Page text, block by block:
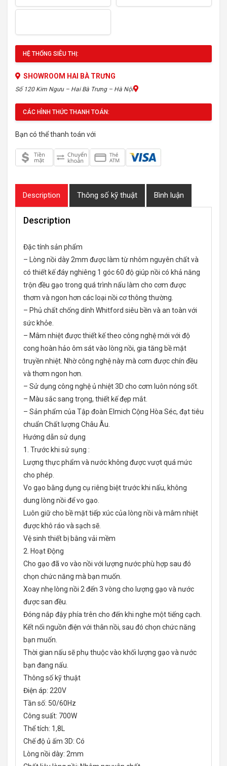
HỆ THỐNG SIÊU THỊ:
SHOWROOM HAI BÀ TRƯNG
Số 120 Kim Ngưu – Hai Bà Trưng – Hà Nội
CÁC HÌNH THỨC THANH TOÁN:
Bạn có thể thanh toán với
Description Thông số kỹ thuật Bình luận
Description
Đặc tính sản phẩm
– Lòng nồi dày 2mm được làm từ nhôm nguyên chất và
có thiết kế đáy nghiêng 1 góc 60 độ giúp nồi có khả năng
trộn đều gạo trong quá trình nấu làm cho cơm được
thơm và ngon hơn các loại nồi cơ thông thường.
– Phủ chất chống dính Whitford siêu bền và an toàn với
sức khỏe.
– Mâm nhiệt được thiết kế theo công nghệ mới với độ
cong hoàn hảo ôm sát vào lòng nồi, gia tăng bề mặt
truyền nhiệt. Nhờ công nghệ này mà cơm được chín đều
và thơm ngon hơn.
– Sử dụng công nghệ ủ nhiệt 3D cho cơm luôn nóng sốt.
– Màu sắc sang trọng, thiết kế đẹp mắt.
– Sản phẩm của Tập đoàn Elmich Cộng Hòa Séc, đạt tiêu
chuẩn Chất lượng Châu Âu.
Hướng dẫn sử dụng
1. Trước khi sử sụng :
Lượng thực phẩm và nước không được vượt quá mức
cho phép.
Vo gạo bằng dụng cụ riêng biệt trước khi nấu, không
dung lòng nồi để vo gạo.
Luôn giữ cho bề mặt tiếp xúc của lòng nồi và mâm nhiệt
được khô ráo và sạch sẽ.
Vệ sinh thiết bị bằng vải mềm
2. Hoạt Động
Cho gạo đã vo vào nồi với lượng nước phù hợp sau đó
chọn chức năng mà bạn muốn.
Xoay nhẹ lòng nồi 2 đến 3 vòng cho lượng gạo và nước
được san đều.
Đóng nắp đậy phía trên cho đến khi nghe một tiếng cạch.
Kết nối nguồn điện với thân nồi, sau đó chọn chức năng
bạn muốn.
Thời gian nấu sẽ phụ thuộc vào khối lượng gạo và nước
bạn đang nấu.
Thông số kỹ thuật
Điện áp: 220V
Tần số: 50/60Hz
Công suất: 700W
Thể tích: 1,8L
Chế độ ủ ấm 3D: Có
Lòng nồi dày: 2mm